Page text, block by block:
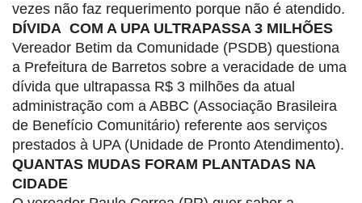
vezes não faz requerimento porque não é atendido.
DÍVIDA COM A UPA ULTRAPASSA 3 MILHÕES
Vereador Betim da Comunidade (PSDB) questiona
a Prefeitura de Barretos sobre a veracidade de uma
dívida que ultrapassa R$ 3 milhões da atual
administração com a ABBC (Associação Brasileira
de Benefício Comunitário) referente aos serviços
prestados à UPA (Unidade de Pronto Atendimento).
QUANTAS MUDAS FORAM PLANTADAS NA
CIDADE